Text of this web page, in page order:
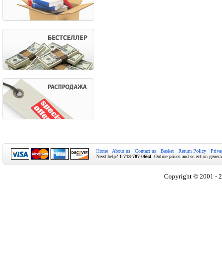
Home About us Contact us Basket Return Policy
Need help? 1-718-787-0664 . Online prices and selection
Copyright © 2001 -